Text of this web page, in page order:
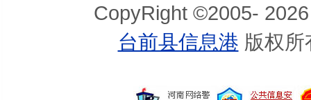
CopyRight ©2005-
台前县信息港 版权